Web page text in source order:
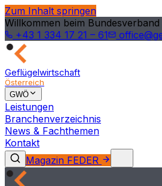
Zum Inhalt springen
Willkommen beim
+43 1 334 17 21 – 61
Geflügelwirtschaft
Österreich
GWÖ
Leistungen
Branchenverzeichnis
News & Fachthemen
Kontakt
Magazin FEDER